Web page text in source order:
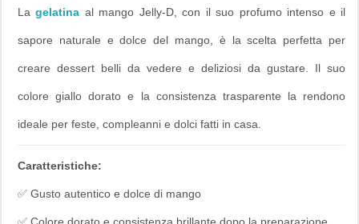
Lagelatina al mango Jelly-D, con il suo profumo intenso e il
sapore naturale e dolce del mango, è la scelta perfetta per
creare dessert belli da vedere e deliziosi da gustare. Il suo
colore giallo dorato e la consistenza trasparente la rendono
ideale per feste, compleanni e dolci fatti in casa.
Caratteristiche:
✅ Gusto autentico e dolce di mango
✅ Colore dorato e consistenza brillante dopo la preparazione